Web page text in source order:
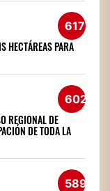
617
HECTÁREAS PARA
602
REGIONAL DE
DE TODA LA
589